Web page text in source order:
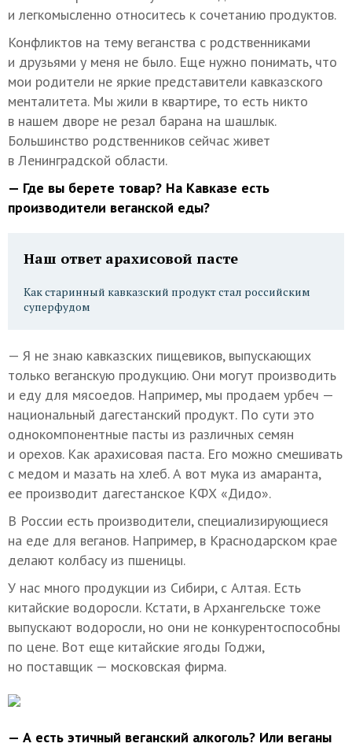
и легкомысленно относитесь к сочетанию продуктов.
Конфликтов на тему веганства с родственниками
и друзьями у меня не было. Еще нужно понимать, что
мои родители не яркие представители кавказского
менталитета. Мы жили в квартире, то есть никто
в нашем дворе не резал барана на шашлык.
Большинство родственников сейчас живет
в Ленинградской области.
— Где вы берете товар? На Кавказе есть
производители веганской еды?
Наш ответ арахисовой пасте
Как старинный кавказский продукт стал российским
суперфудом
— Я не знаю кавказских пищевиков, выпускающих
только веганскую продукцию. Они могут производить
и еду для мясоедов. Например, мы продаем урбеч —
национальный дагестанский продукт. По сути это
однокомпонентные пасты из различных семян
и орехов. Как арахисовая паста. Его можно смешивать
с медом и мазать на хлеб. А вот мука из амаранта,
ее производит дагестанское КФХ «Дидо».
В России есть производители, специализирующиеся
на еде для веганов. Например, в Краснодарском крае
делают колбасу из пшеницы.
У нас много продукции из Сибири, с Алтая. Есть
китайские водоросли. Кстати, в Архангельске тоже
выпускают водоросли, но они не конкурентоспособны
по цене. Вот еще китайские ягоды Годжи,
но поставщик — московская фирма.
— А есть этичный веганский алкоголь? Или веганы